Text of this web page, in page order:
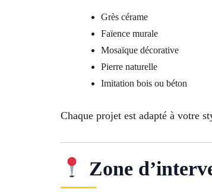
Grès cérame
Faïence murale
Mosaïque décorative
Pierre naturelle
Imitation bois ou béton
Chaque projet est adapté à votre
Zone